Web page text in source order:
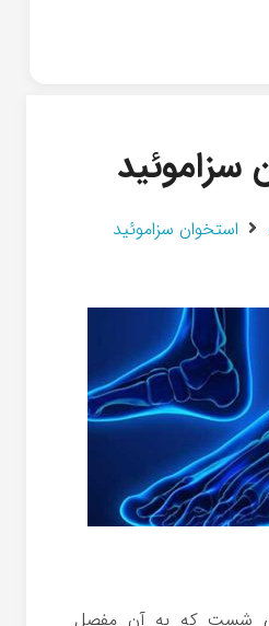
سزاموئید
استخوان سزاموئید
شست که به آن مفصل